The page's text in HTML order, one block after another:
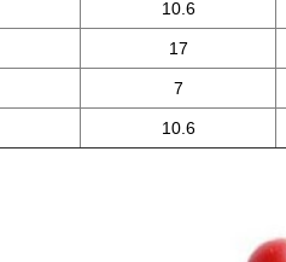
10.6
17
7
10.6